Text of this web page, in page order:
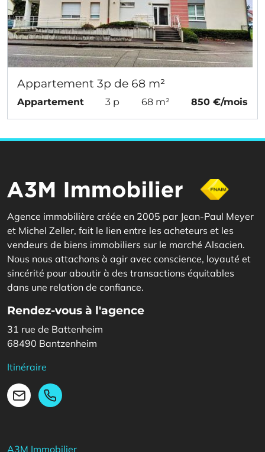
Appartement 3p de 68 m²
Appartement 3 p 68 m² 850 €/mois
Agence immobilière créée en 2005 par Jean-Paul Meyer
et Michel Zeller, fait le lien entre les acheteurs et les
vendeurs de biens immobiliers sur le marché Alsacien.
Nous nous attachons à agir avec conscience, loyauté et
sincérité pour aboutir à des transactions équitables
dans une relation de confiance.
Rendez-vous à l'agence
31 rue de Battenheim
68490 Bantzenheim
Itinéraire
03 89 28 08 08
A3M Immobilier